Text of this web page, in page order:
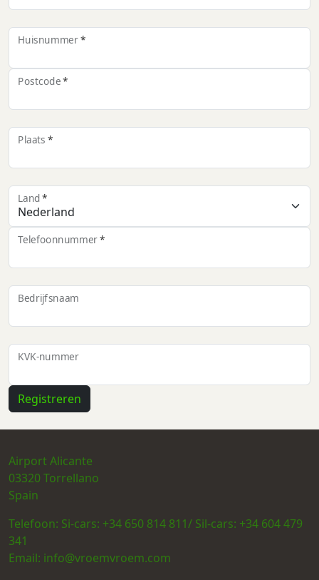
Huisnummer
Postcode
Plaats
Land
Telefoonnummer
Bedrijfsnaam
KVK-nummer
Airport Alicante
03320Torrellano
Spain
Telefoon: Si-cars: +34 650 814 811/ Sil-cars: +34 604 479
341
Email: info@vroemvroem.com